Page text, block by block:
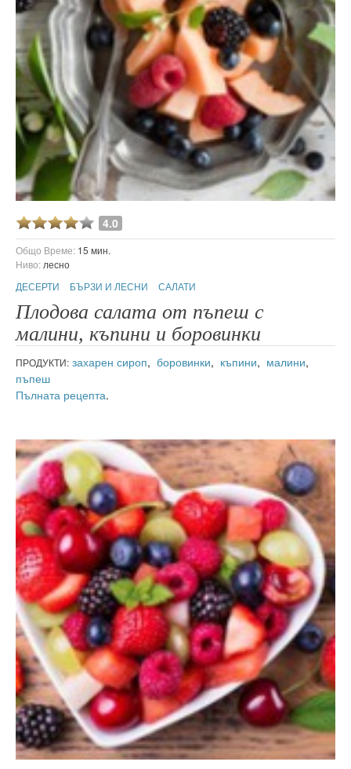
4.0
Общо Време: 15 мин.
Ниво: лесно
ДЕСЕРТИ
БЪРЗИ И ЛЕСНИ САЛАТИ
Плодова салата от пъпеш с
малини, къпини и боровинки
ПРОДУКТИ: захарен сироп, боровинки, къпини, малини,
пъпеш
Пълната рецепта.